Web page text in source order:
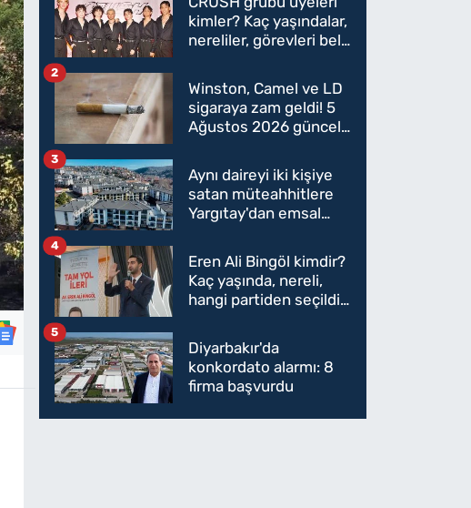
kimler? Kaç yaşındalar,
nereliler, görevleri belli
Winston, Camel ve LD
sigaraya zam geldi! 5
Ağustos 2026 güncel
oldu
2
Aynı daireyi iki kişiye
satan müteahhitlere
Yargıtay'dan emsal
3
Eren Ali Bingöl kimdir?
Kaç yaşında, nereli,
hangi partiden seçildi?
Parti'ye mi geçecek?
4
Diyarbakır'da
konkordato alarmı: 8
firma başvurdu
5